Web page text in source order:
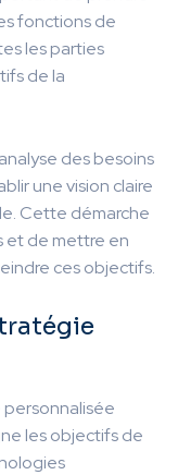
fonctions de
les parties
de la
des besoins
une vision claire
Cette démarche
et de mettre en
ces objectifs.
personnalisée
les objectifs de